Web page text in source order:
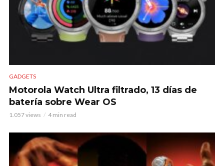
GADGETS
Motorola Watch Ultra filtrado, 13 días de
batería sobre Wear OS
1.057 views 4 min read